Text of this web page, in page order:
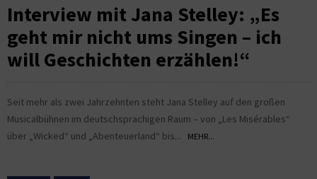
Interview mit Jana Stelley: „Es
geht mir nicht ums Singen – ich
will Geschichten erzählen!“
Seit mehr als zwei Jahrzehnten steht Jana Stelley auf den großen
Musicalbühnen im deutschsprachigen Raum – von „Les Misérables“
über „Wicked“ und „Abenteuerland“ bis...
MEHR...